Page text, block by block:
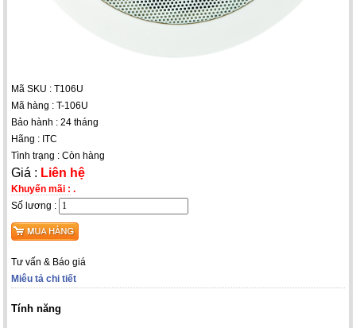
Mã SKU : T106U
Mã hàng : T-106U
Bảo hành : 24 tháng
Hãng : ITC
Tình trạng : Còn hàng
Giá : Liên hệ
Khuyến mãi : .
Số lương :
Tư vấn & Báo giá
Miêu tả chi tiết
Tính năng